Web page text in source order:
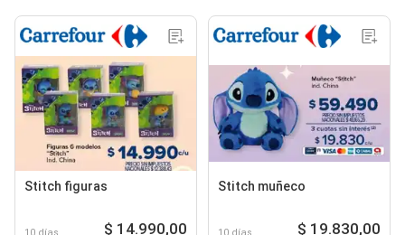
Stitch figuras
10 días $ 14.990,00
Stitch muñeco
10 días $ 19.830,00